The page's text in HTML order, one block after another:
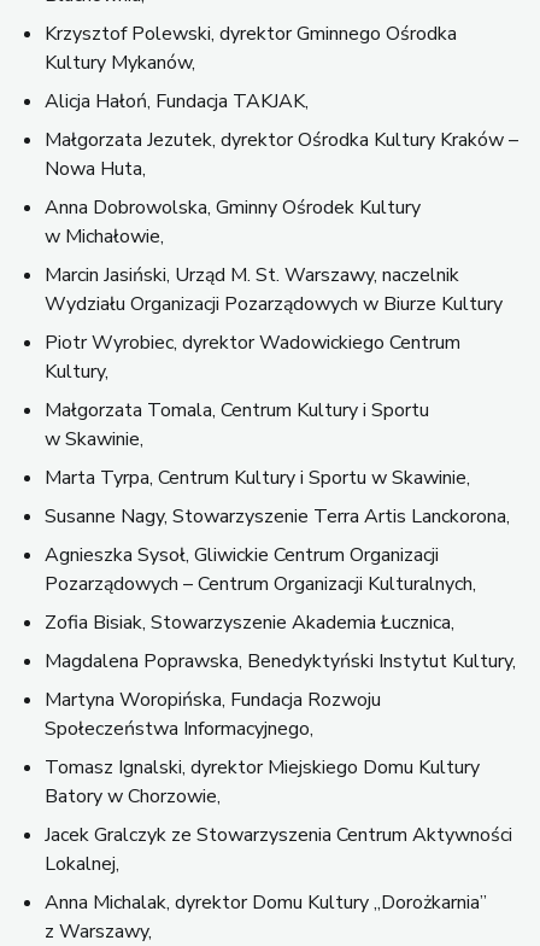
Krzysztof Polewski, dyrektor Gminnego Ośrodka
Kultury Mykanów,
Alicja Hałoń, Fundacja TAKJAK,
Małgorzata Jezutek, dyrektor Ośrodka Kultury Kraków –
Nowa Huta,
Anna Dobrowolska, Gminny Ośrodek Kultury
w Michałowie,
Marcin Jasiński, Urząd M. St. Warszawy, naczelnik
Wydziału Organizacji Pozarządowych w Biurze Kultury
Piotr Wyrobiec, dyrektor Wadowickiego Centrum
Kultury,
Małgorzata Tomala, Centrum Kultury i Sportu
w Skawinie,
Marta Tyrpa, Centrum Kultury i Sportu w Skawinie,
Susanne Nagy, Stowarzyszenie Terra Artis Lanckorona,
Agnieszka Sysoł, Gliwickie Centrum Organizacji
Pozarządowych – Centrum Organizacji Kulturalnych,
Zofia Bisiak, Stowarzyszenie Akademia Łucznica,
Magdalena Poprawska, Benedyktyński Instytut Kultury,
Martyna Woropińska, Fundacja Rozwoju
Społeczeństwa Informacyjnego,
Tomasz Ignalski, dyrektor Miejskiego Domu Kultury
Batory w Chorzowie,
Jacek Gralczyk ze Stowarzyszenia Centrum Aktywności
Lokalnej,
Anna Michalak, dyrektor Domu Kultury „Dorożkarnia”
z Warszawy,